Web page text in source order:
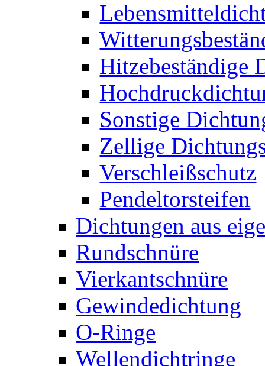
Hitzebeständige
Sonstige
Zellige
Verschleißschutz
Pendeltorsteifen
Dichtungen aus
Rundschnüre
Vierkantschnüre
Gewindedichtung
O-Ringe
Wellendichtringe